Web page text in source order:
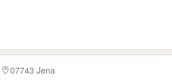
07743 Jena